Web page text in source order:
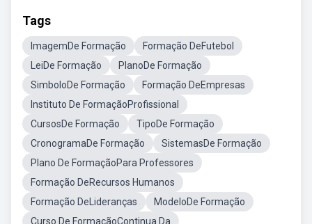
Tags
ImagemDe Formação
Formação DeFutebol
LeiDe Formação
PlanoDe Formação
SimboloDe Formação
Formação DeEmpresas
Instituto De FormaçãoProfissional
CursosDe Formação
TipoDe Formação
CronogramaDe Formação
SistemasDe Formação
Plano De FormaçãoPara Professores
Formação DeRecursos Humanos
Formação DeLideranças
ModeloDe Formação
Curso De FormaçãoContinua Da